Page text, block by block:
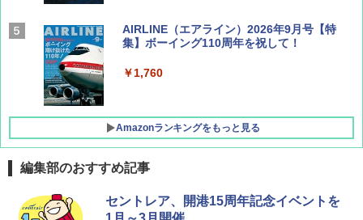
AIRLINE（エアライン）2026年9月号【特
集】ボーイング110周年を祝して！
￥1,760
Amazonランキングをもっと見る
地球の歩き方 スター・ウォーズ
[キャンパーズコレクション 山善] ポップアッ
プテント 傘みたいに広げて畳める パッとサ
DEWEL パラソル 大型 ビーチ アウトドアパ
ラソル ガーデン サイトシート付 折りたたみ
編集部のおすすめ記事
セントレア、開港15周年記念イベントを